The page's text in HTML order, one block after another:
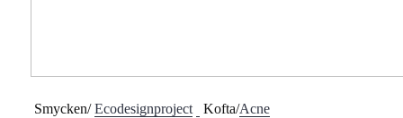
Smycken/Ecodesignproject Kofta/Acne